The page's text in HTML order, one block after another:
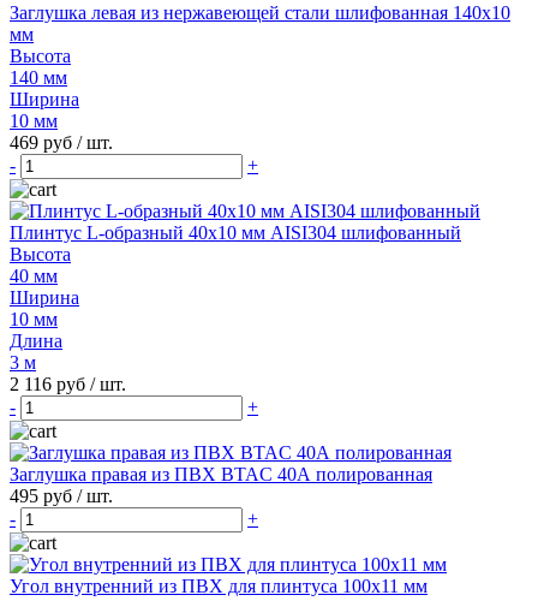
Заглушка левая из нержавеющей стали шлифованная 140х10
мм
Высота
140 мм
Ширина
10 мм
469 руб / шт.
-
+
Плинтус L-образный 40х10 мм AISI304 шлифованный
Высота
40 мм
Ширина
10 мм
Длина
3 м
2 116 руб / шт.
-
+
Заглушка правая из ПВХ BTAC 40А полированная
495 руб / шт.
-
+
Угол внутренний из ПВХ для плинтуса 100х11 мм